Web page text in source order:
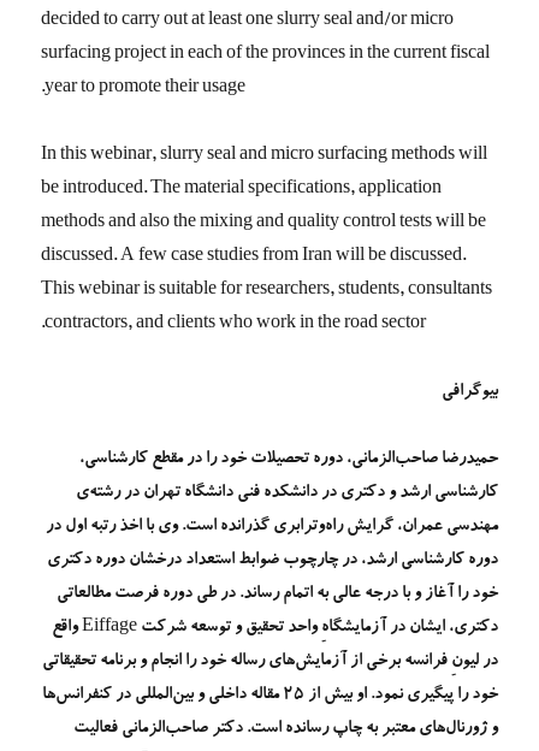
decided to carry out at least one slurry seal and/or micro
surfacing project in each of the provinces in the current fiscal
year to promote their usage.
In this webinar, slurry seal and micro surfacing methods will
be introduced. The material specifications, application
methods and also the mixing and quality control tests will be
discussed. A few case studies from Iran will be discussed.
This webinar is suitable for researchers, students, consultants
contractors, and clients who work in the road sector.
بیوگرافی
حمیدرضا صاحب‌الزمانی، دوره تحصیلات خود را در مقطع کارشناسی،
کارشناسی ارشد و دکتری در دانشکده فنی دانشگاه تهران در رشته‌ی
مهندسی عمران، گرایش راه‌وترابری گذرانده است. وی با اخذ رتبه اول در
دوره کارشناسی ارشد، در چارچوب ضوابط استعداد درخشان دوره دکتری
خود را آغاز و با درجه عالی به اتمام رساند. در طی دوره فرصت مطالعاتی
دکتری، ایشان در آزمایشگاهِ واحد تحقیق و توسعه شرکت Eiffage واقع
در لیونِ فرانسه برخی از آزمایش‌های رساله خود را انجام و برنامه تحقیقاتی
خود را پیگیری نمود. او بیش از 25 مقاله داخلی و بین‌المللی در کنفرانس‌ها
و ژورنال‌های معتبر به چاپ رسانده است. دکتر صاحب‌الزمانی فعالیت